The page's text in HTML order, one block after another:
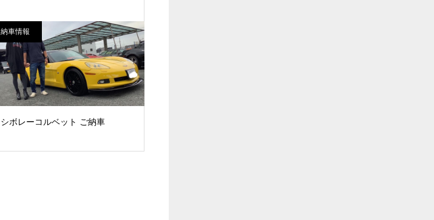
納車情報
シボレーコルベット ご納車